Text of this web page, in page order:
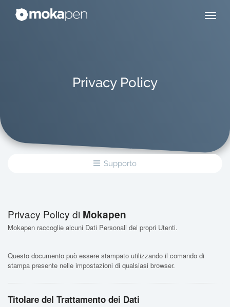
Privacy Policy
Supporto
Privacy Policy di Mokapen
Mokapen raccoglie alcuni Dati Personali dei propri Utenti.
Questo documento può essere stampato utilizzando il comando di
stampa presente nelle impostazioni di qualsiasi browser.
Titolare del Trattamento dei Dati